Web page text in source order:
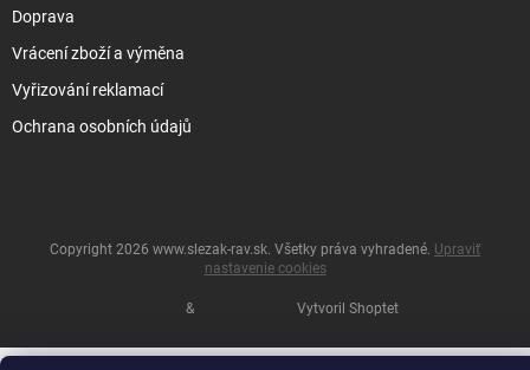
Doprava
Vrácení zboží a výměna
Vyřizování reklamací
Ochrana osobních údajů
& Vytvoril Shoptet
Copyright 2026 www.slezak-rav.sk. Všetky práva vyhradené. Upraviť
nastavenie cookies